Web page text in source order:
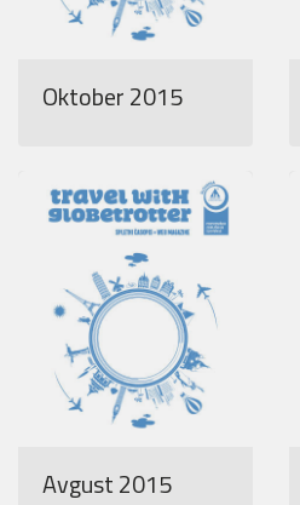
Oktober 2015
Avgust 2015